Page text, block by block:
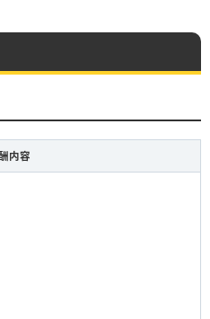
186 187 188 189 190
206 207 208 209 210
216 217 218 219 220
内容